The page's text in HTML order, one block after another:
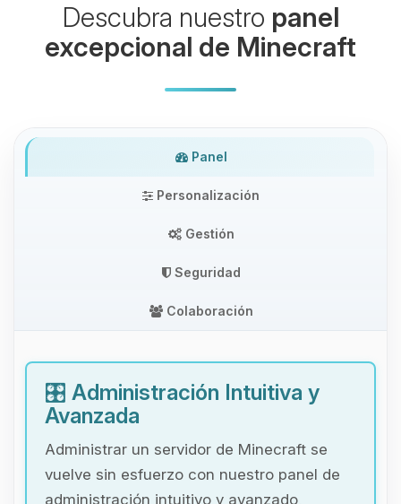
Descubra nuestro panel
excepcional de Minecraft
Panel
Personalización
Gestión
Seguridad
Colaboración
🎛️ Administración Intuitiva y
Avanzada
Administrar un servidor de Minecraft se
vuelve sin esfuerzo con nuestro panel de
administración intuitivo y avanzado,